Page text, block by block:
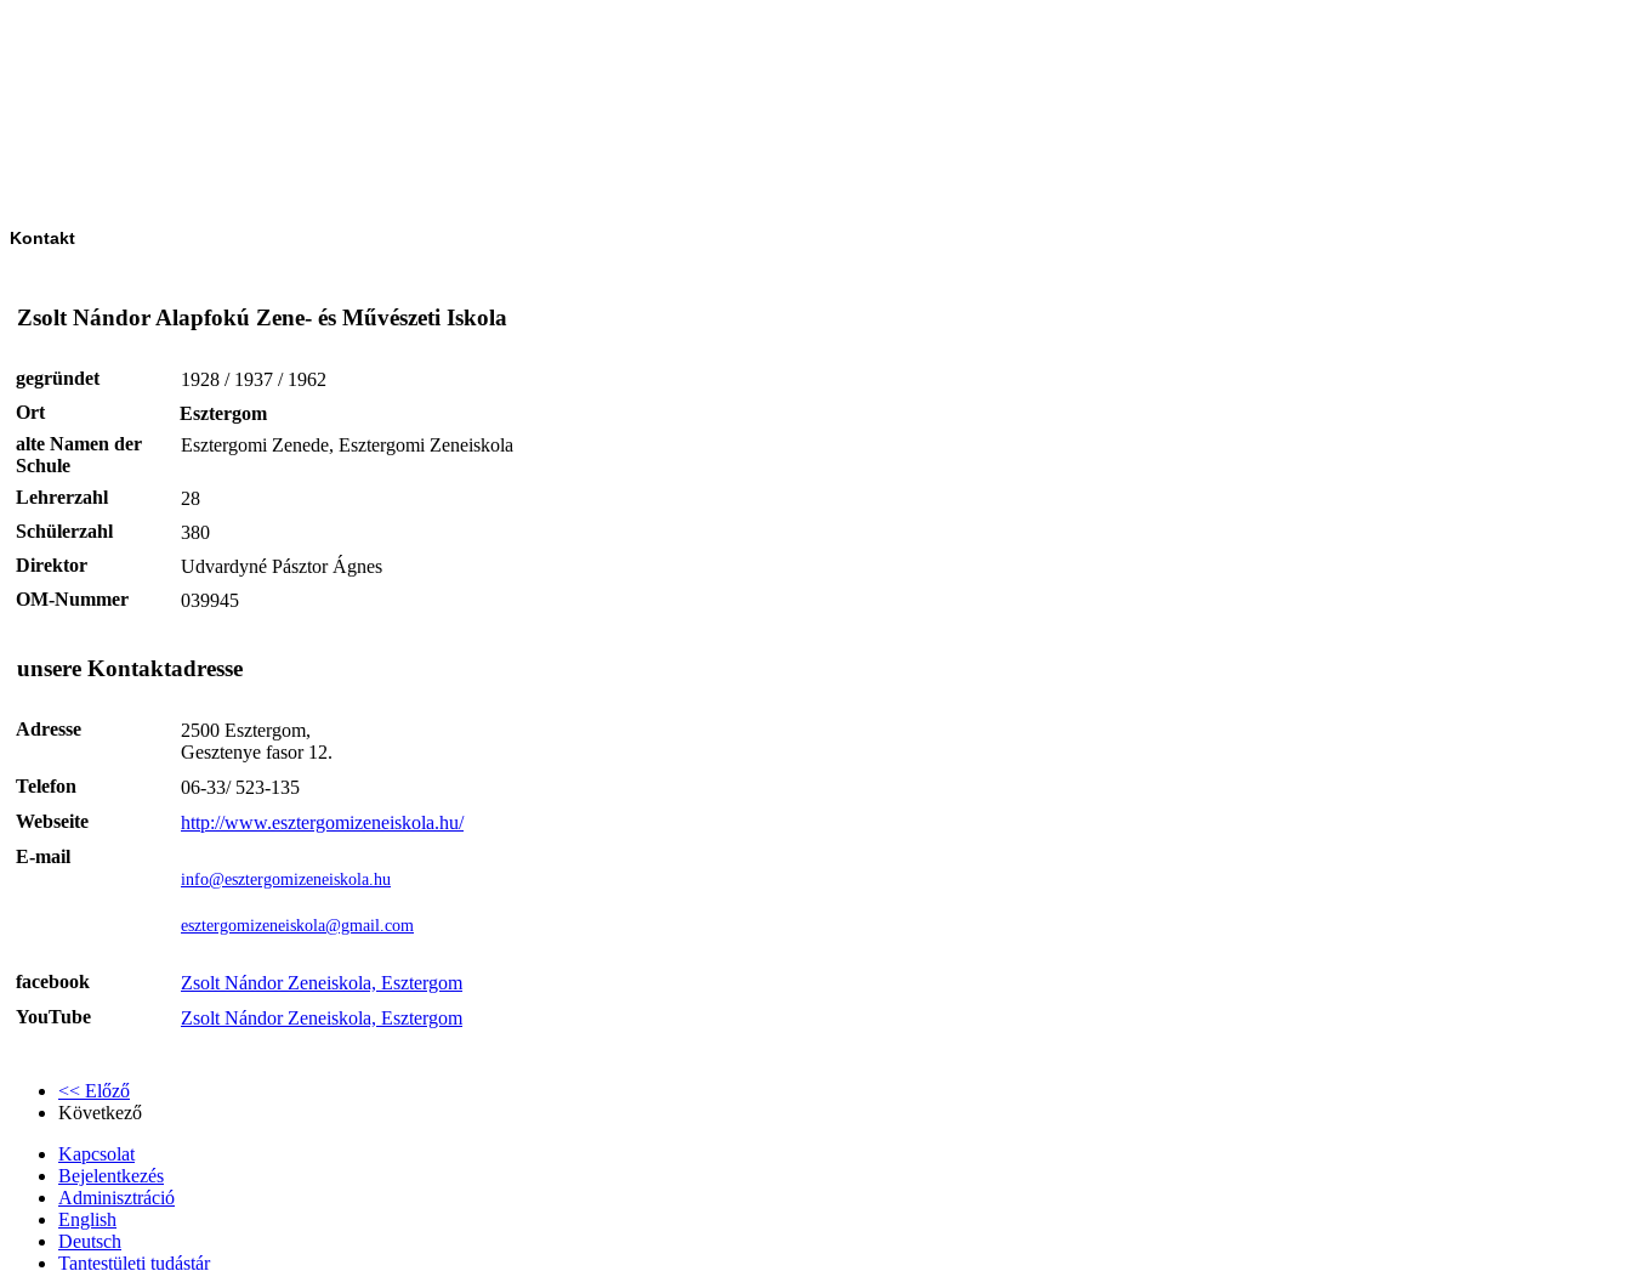
Kontakt
Zsolt Nándor Alapfokú Zene- és Művészeti Iskola
gegründet
1928 / 1937 / 1962
Ort
Esztergom
alte Namen der
Schule
Esztergomi Zenede, Esztergomi Zeneiskola
Lehrerzahl
28
Schülerzahl
380
Direktor
Udvardyné Pásztor Ágnes
OM-Nummer
039945
unsere Kontaktadresse
Adresse
2500 Esztergom,
Gesztenye fasor 12.
Telefon
06-33/ 523-135
Webseite
http://www.esztergomizeneiskola.hu/
E-mail
info@esztergomizeneiskola.hu
esztergomizeneiskola@gmail.com
facebook
Zsolt Nándor Zeneiskola, Esztergom
YouTube
Zsolt Nándor Zeneiskola, Esztergom
<< Előző
Következő
Kapcsolat
Bejelentkezés
Adminisztráció
English
Deutsch
Tantestületi tudástár